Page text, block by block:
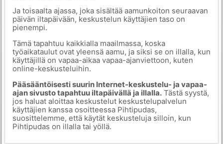
Ja toisaalta ajassa, joka sisältää aamunkoiton seuraavan
päivän iltapäivään, keskustelun käyttäjien taso on
pienempi.
Tämä tapahtuu kaikkialla maailmassa, koska
työaikataulut ovat yleensä aamu, ja siksi se on illalla, kun
käyttäjillä on vapaa-aikaa vapaa-ajanviettoon, kuten
online-keskusteluihin.
Pääsääntöisesti suurin Internet-keskustelu- ja vapaa-
ajan sivusto tapahtuu iltapäivällä ja illalla.Tästä syystä,
jos haluat aloittaa keskustelut keskustelupalvelun
käyttäjien kanssa osoitteessa Pihtipudas,
suosittelemme, että käytät keskusteluja silloin, kun
Pihtipudas on illalla tai yöllä.